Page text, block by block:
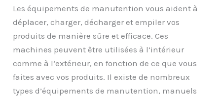
Les équipements de manutention vous aident à
déplacer, charger, décharger et empiler vos
produits de manière sûre et efficace. Ces
machines peuvent être utilisées à l’intérieur
comme à l’extérieur, en fonction de ce que vous
faites avec vos produits. Il existe de nombreux
types d’équipements de manutention, manuels